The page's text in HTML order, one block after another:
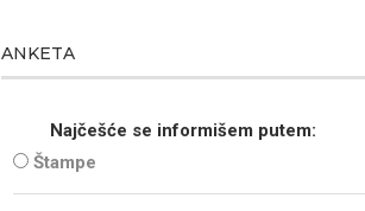
ANKETA
Najčešće se informišem putem:
Štampe